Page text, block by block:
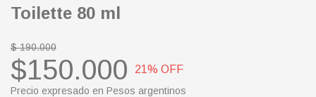
Toilette 80 ml
$ 190.000
$150.000 21 % OFF
Precio expresado en Pesos argentinos